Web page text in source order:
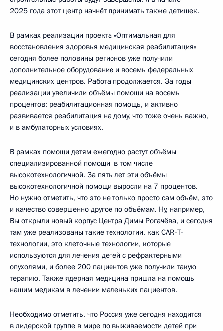
2025 года этот центр начнёт принимать также детишек.
В рамках реализации проекта «Оптимальная для
восстановления здоровья медицинская реабилитация»
сегодня более половины регионов уже получили
дополнительное оборудование и восемь федеральных
медицинских центров. Работа продолжается. За годы
реализации увеличили объёмы помощи на восемь
процентов: реабилитационная помощь, и активно
развивается реабилитация на дому, что тоже очень важно,
и в амбулаторных условиях.
В рамках помощи детям ежегодно растут объёмы
специализированной помощи, в том числе
высокотехнологичной. За пять лет эти объёмы
высокотехнологичной помощи выросли на 7 процентов.
Но нужно отметить, что это не только просто сам объём, это
и качество совершенно другое по объёмам. Ну, например,
Вы открыли новый корпус Центра Димы Рогачёва, и сегодня
там уже реализованы такие технологии, как CAR-T-
технологии, это клеточные технологии, которые
используются для лечения детей с рефрактерными
опухолями, и более 200 пациентов уже получили такую
терапию. Также ядерная медицина пришла на помощь
нашим медикам в лечении маленьких пациентов.
Необходимо отметить, что Россия уже сегодня находится
в лидерской группе в мире по выживаемости детей при